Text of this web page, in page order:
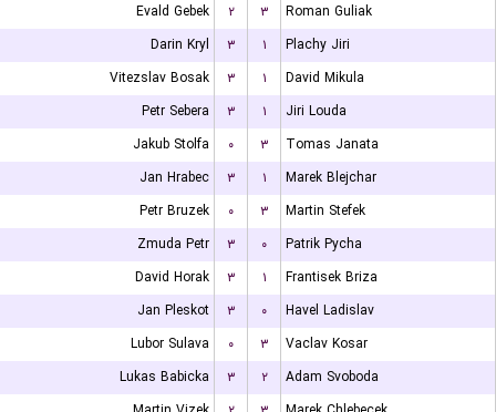
Evald Gebek
۲ ۳
Roman Guliak
Darin Kryl
۳ ۱
Plachy Jiri
Vitezslav Bosak
۳ ۱
David Mikula
Petr Sebera
۳ ۱
Jiri Louda
Jakub Stolfa
۰ ۳
Tomas Janata
Jan Hrabec
۳ ۱
Marek Blejchar
Petr Bruzek
۰ ۳
Martin Stefek
Zmuda Petr
۳ ۰
Patrik Pycha
David Horak
۳ ۱
Frantisek Briza
Jan Pleskot
۳ ۰
Havel Ladislav
Lubor Sulava
۰ ۳
Vaclav Kosar
Lukas Babicka
۳ ۲
Adam Svoboda